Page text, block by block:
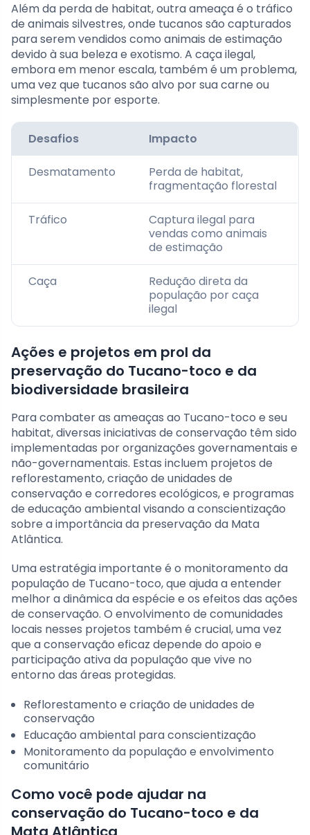
Além da perda de habitat, outra ameaça é o tráfico
de animais silvestres, onde tucanos são capturados
para serem vendidos como animais de estimação
devido à sua beleza e exotismo. A caça ilegal,
embora em menor escala, também é um problema,
uma vez que tucanos são alvo por sua carne ou
simplesmente por esporte.
Desafios Impacto
Desmatamento
Perda de habitat,
fragmentação florestal
Tráfico
Captura ilegal para
vendas como animais
de estimação
Caça
Redução direta da
população por caça
ilegal
Ações e projetos em prol da
preservação do Tucano-toco e da
biodiversidade brasileira
Para combater as ameaças ao Tucano-toco e seu
habitat, diversas iniciativas de conservação têm sido
implementadas por organizações governamentais e
não-governamentais. Estas incluem projetos de
reflorestamento, criação de unidades de
conservação e corredores ecológicos, e programas
de educação ambiental visando a conscientização
sobre a importância da preservação da Mata
Atlântica.
Uma estratégia importante é o monitoramento da
população de Tucano-toco, que ajuda a entender
melhor a dinâmica da espécie e os efeitos das ações
de conservação. O envolvimento de comunidades
locais nesses projetos também é crucial, uma vez
que a conservação eficaz depende do apoio e
participação ativa da população que vive no
entorno das áreas protegidas.
Reflorestamento e criação de unidades de
conservação
Educação ambiental para conscientização
Monitoramento da população e envolvimento
comunitário
Como você pode ajudar na
conservação do Tucano-toco e da